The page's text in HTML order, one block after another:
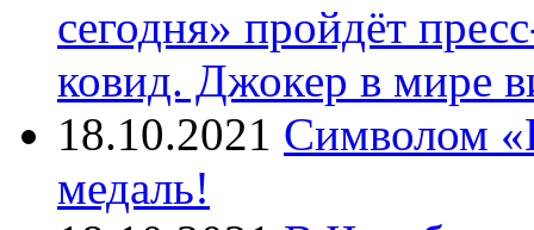
сегодня» пройдёт
ковид. Джокер в мире
18.10.2021 Символом
медаль!